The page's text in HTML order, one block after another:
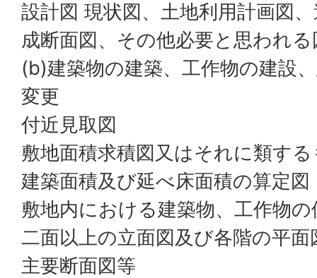
設計図 現状図、土地利用計画図
成断面図、その他必要と思われる
(b)建築物の建築、工作物の建設
変更
付近見取図
敷地面積求積図又はそれに類す
建築面積及び延べ床面積の算定図
敷地内における建築物、工作物
二面以上の立面図及び各階の平面
主要断面図等